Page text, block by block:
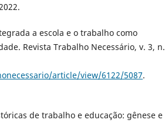
a escola e o trabalho como
Revista Trabalho Necessário, v. 3, n.
article/view/6122/5087.
de trabalho e educação: gênese e